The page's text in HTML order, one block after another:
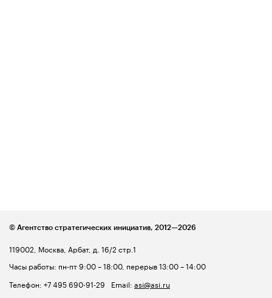
119002, Москва, Арбат, д. 16/2 стр.1
Часы работы: пн-пт 9:00 – 18:00, перерыв 13:00 – 14:00
Телефон: +7 495 690-91-29 Email: asi@asi.ru
© Агентство стратегических инициатив, 2012—2026